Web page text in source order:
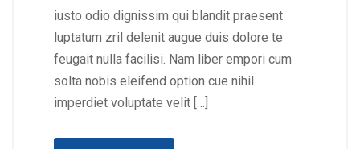
iusto odio dignissim qui blandit praesent
luptatum zril delenit augue duis dolore te
feugait nulla facilisi. Nam liber empori cum
solta nobis eleifend option cue nihil
imperdiet voluptate velit […]